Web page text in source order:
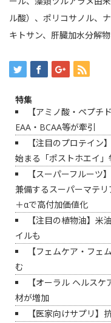
ル酸）、ポリコサノル、
キトサン、肝臓加水分解
特集
【アミノ酸・ペプチ
EAA・BCAA等が牽引
【注目のプロテイン
始まる「ポストホエイ」
【スーパーフルー
兼備するスーパーマテ
＋αで高付加価値化
【注目の植物油】米
イルも
【フェムケア・フェ
む
【オーラル ヘルス
材が増加
【医家向けサプリ】